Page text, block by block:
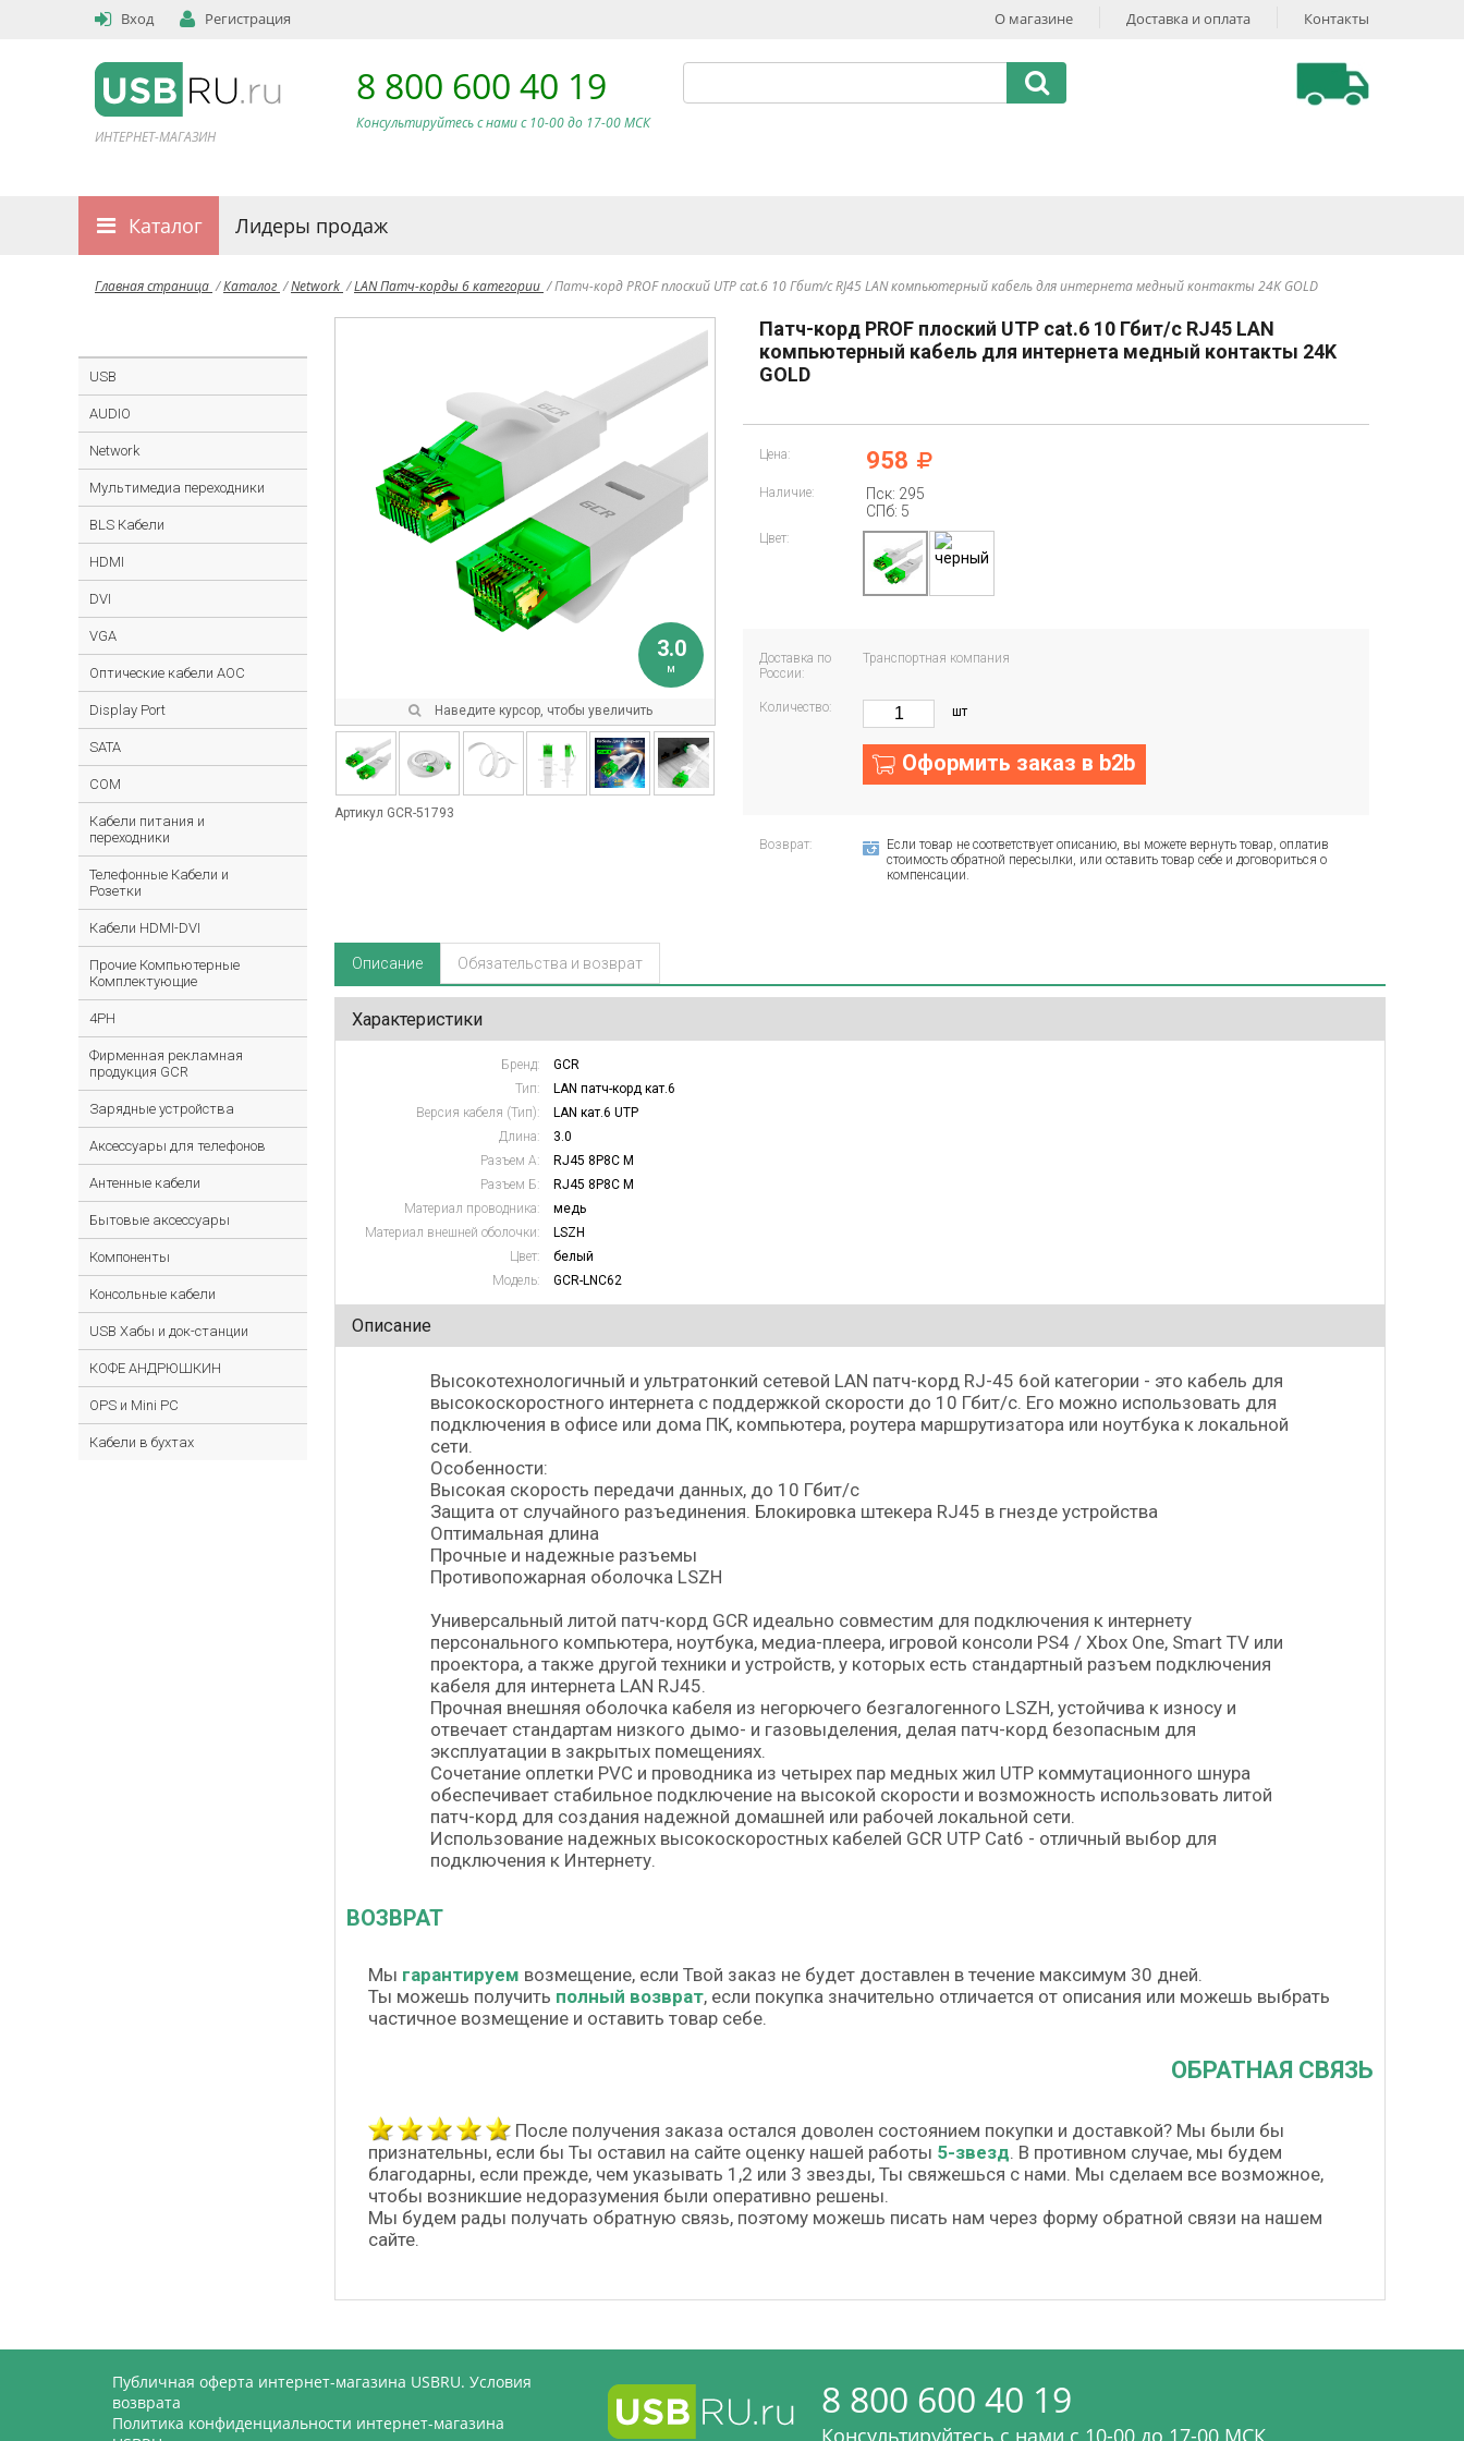
Вход Регистрация О магазине Доставка и оплата Контакты
ИНТЕРНЕТ-МАГАЗИН
8 800 600 40 19
Консультируйтесь с нами c 10-00 до 17-00 МСК
Каталог Лидеры продаж
Главная страница /Каталог /Network /LAN Патч-корды 6 категории /Патч-корд PROF плоский UTP cat.6 10 Гбит/с RJ45 LAN компьютерный кабель для интернета медный контакты 24K GOLD
USB
AUDIO
Network
Мультимедиа переходники
BLS Кабели
HDMI
DVI
VGA
Оптические кабели AOC
Display Port
SATA
COM
Кабели питания и
переходники
Телефонные Кабели и
Розетки
Кабели HDMI-DVI
Прочие Компьютерные
Комплектующие
4PH
Фирменная рекламная
продукция GCR
Зарядные устройства
Аксессуары для телефонов
Антенные кабели
Бытовые аксессуары
Компоненты
Консольные кабели
USB Хабы и док-станции
КОФЕ АНДРЮШКИН
OPS и Mini PC
Кабели в бухтах
3.0
м
Наведите курсор, чтобы увеличить
Артикул GCR-51793
Патч-корд PROF плоский UTP cat.6 10 Гбит/с RJ45 LAN
компьютерный кабель для интернета медный контакты 24K
GOLD
Цена: 958
Наличие:
Пск: 295
СПб: 5
Цвет:
Доставка по
России:
Транспортная компания
Количество: шт
Оформить заказ в b2b
Возврат:
Если товар не соответствует описанию, вы можете вернуть товар, оплатив
стоимость обратной пересылки, или оставить товар себе и договориться о
компенсации.
Описание Обязательства и возврат
Характеристики
Бренд:
GCR
Тип:
LAN патч-корд кат.6
Версия кабеля (Тип):
LAN кат.6 UTP
Длина:
3.0
Разъем А:
RJ45 8P8C M
Разъем Б:
RJ45 8P8C M
Материал проводника:
медь
Материал внешней оболочки:
LSZH
Цвет:
белый
Модель:
GCR-LNC62
Описание
Высокотехнологичный и ультратонкий сетевой LAN патч-корд RJ-45 6ой категории - это кабель для
высокоскоростного интернета с поддержкой скорости до 10 Гбит/с. Его можно использовать для
подключения в офисе или дома ПК, компьютера, роутера маршрутизатора или ноутбука к локальной
сети.
Особенности:
Высокая скорость передачи данных, до 10 Гбит/с
Защита от случайного разъединения. Блокировка штекера RJ45 в гнезде устройства
Оптимальная длина
Прочные и надежные разъемы
Противопожарная оболочка LSZH
Универсальный литой патч-корд GCR идеально совместим для подключения к интернету
персонального компьютера, ноутбука, медиа-плеера, игровой консоли PS4 / Xbox One, Smart TV или
проектора, а также другой техники и устройств, у которых есть стандартный разъем подключения
кабеля для интернета LAN RJ45.
Прочная внешняя оболочка кабеля из негорючего безгалогенного LSZH, устойчива к износу и
отвечает стандартам низкого дымо- и газовыделения, делая патч-корд безопасным для
эксплуатации в закрытых помещениях.
Сочетание оплетки PVC и проводника из четырех пар медных жил UTP коммутационного шнура
обеспечивает стабильное подключение на высокой скорости и возможность использовать литой
патч-корд для создания надежной домашней или рабочей локальной сети.
Использование надежных высокоскоростных кабелей GCR UTP Cat6 - отличный выбор для
подключения к Интернету.
ВОЗВРАТ
Мы гарантируем возмещение, если Твой заказ не будет доставлен в течение максимум 30 дней.
Ты можешь получить полный возврат, если покупка значительно отличается от описания или можешь выбрать
частичное возмещение и оставить товар себе.
ОБРАТНАЯ СВЯЗЬ
После получения заказа остался доволен состоянием покупки и доставкой? Мы были бы
признательны, если бы Ты оставил на сайте оценку нашей работы 5-звезд. В противном случае, мы будем
благодарны, если прежде, чем указывать 1,2 или 3 звезды, Ты свяжешься с нами. Мы сделаем все возможное,
чтобы возникшие недоразумения были оперативно решены.
Мы будем рады получать обратную связь, поэтому можешь писать нам через форму обратной связи на нашем
сайте.
Публичная оферта интернет-магазина USBRU. Условия
возврата
Политика конфиденциальности интернет-магазина
8 800 600 40 19
Консультируйтесь с нами c 10-00 до 17-00 МСК